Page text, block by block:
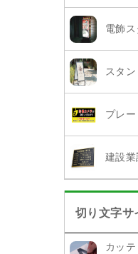
電飾
スタ
プレー
建設
切り文字サ
カッ